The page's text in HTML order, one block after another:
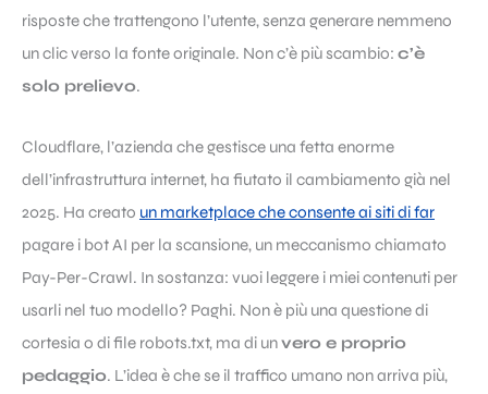
risposte che trattengono l’utente, senza generare nemmeno
un clic verso la fonte originale. Non c’è più scambio: c’è
solo prelievo.
Cloudflare, l’azienda che gestisce una fetta enorme
dell’infrastruttura internet, ha fiutato il cambiamento già nel
2025. Ha creato un marketplace che consente ai siti di far
pagare i bot AI per la scansione, un meccanismo chiamato
Pay-Per-Crawl. In sostanza: vuoi leggere i miei contenuti per
usarli nel tuo modello? Paghi. Non è più una questione di
cortesia o di file robots.txt, ma di unvero e proprio
pedaggio. L’idea è che se il traffico umano non arriva più,